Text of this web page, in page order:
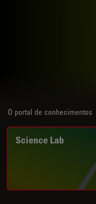
O portal de conhecimentos
Science Lab